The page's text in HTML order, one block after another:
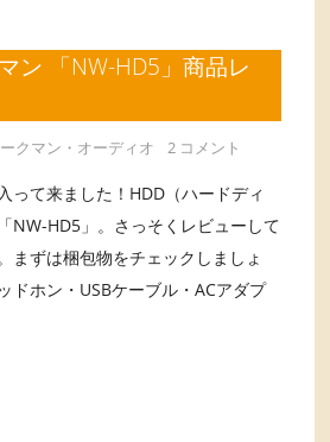
ン 「NW-HD5」商品レ
クマン・オーディオ 2 コメント
って来ました！HDD（ハードディ
NW-HD5」。さっそくレビューして
まずは梱包物をチェックしましょ
ドホン・USBケーブル・ACアダプ